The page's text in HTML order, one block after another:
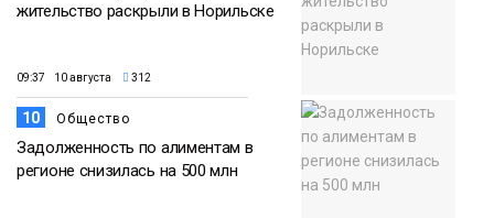
жительство раскрыли в Норильске
09:37 10 августа 312
10 Общество
Задолженность по алиментам в
регионе снизилась на 500 млн